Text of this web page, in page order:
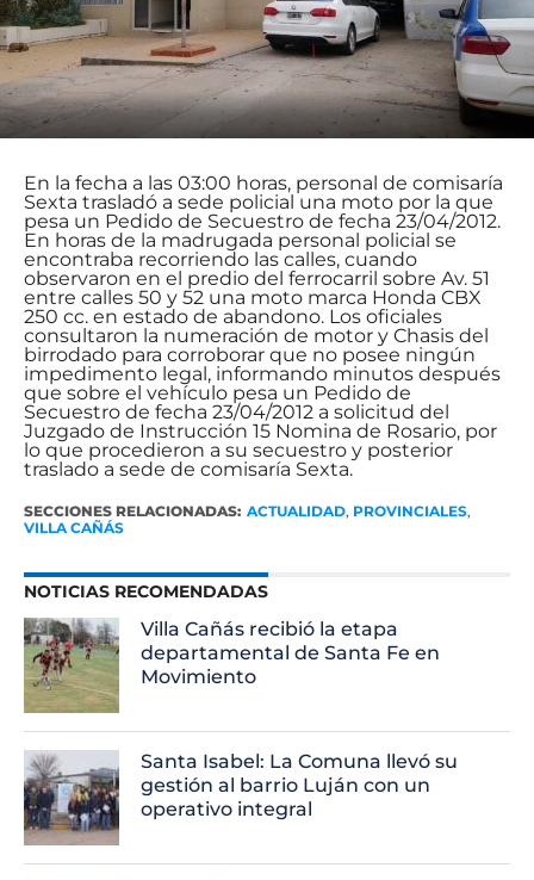
En la fecha a las 03:00 horas, personal de comisaría
Sexta trasladó a sede policial una moto por la que
pesa un Pedido de Secuestro de fecha 23/04/2012.
En horas de la madrugada personal policial se
encontraba recorriendo las calles, cuando
observaron en el predio del ferrocarril sobre Av. 51
entre calles 50 y 52 una moto marca Honda CBX
250 cc. en estado de abandono. Los oficiales
consultaron la numeración de motor y Chasis del
birrodado para corroborar que no posee ningún
impedimento legal, informando minutos después
que sobre el vehículo pesa un Pedido de
Secuestro de fecha 23/04/2012 a solicitud del
Juzgado de Instrucción 15 Nomina de Rosario, por
lo que procedieron a su secuestro y posterior
traslado a sede de comisaría Sexta.
SECCIONES RELACIONADAS: ACTUALIDAD, PROVINCIALES,
VILLA CAÑÁS
NOTICIAS RECOMENDADAS
Villa Cañás recibió la etapa
departamental de Santa Fe en
Movimiento
Santa Isabel: La Comuna llevó su
gestión al barrio Luján con un
operativo integral